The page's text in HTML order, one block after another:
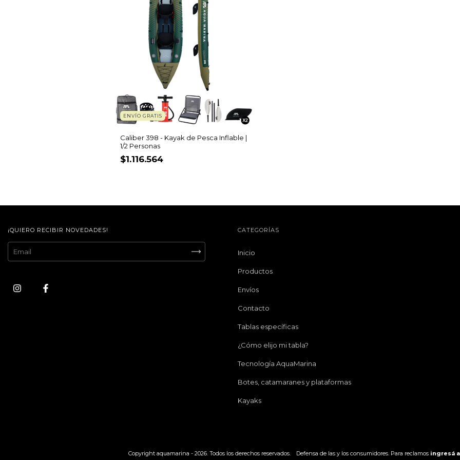
ENVÍO GRATIS
Caliber 398 - Kayak de Pesca Inflable |
1/2 Personas
$1.116.564
¡QUIERO RECIBIR NOVEDADES! CATEGORÍAS
Inicio
Productos
Envíos
Contacto
Tablas específicas
¿Cómo elijo mi tabla?
Tecnología AquaMarina
Botes, catamaranes y plataformas
Kayaks
Copyright aquamarina - 2026. Todos los derechos reservados. Defensa de las y los consumidores. Para reclamos ingresá